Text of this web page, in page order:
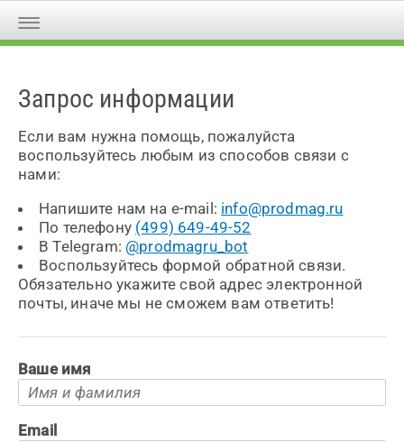
Запрос информации
Если вам нужна помощь, пожалуйста
воспользуйтесь любым из способов связи с
нами:
Напишите нам на e-mail: info@prodmag.ru
По телефону (499) 649-49-52
В Telegram: @prodmagru_bot
Воспользуйтесь формой обратной связи.
Обязательно укажите свой адрес электронной
почты, иначе мы не сможем вам ответить!
Ваше имя
Email